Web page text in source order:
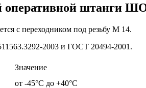
оперативной штанги
с переходником под резьбу М 14.
2003 и ГОСТ 20494-2001.
Значение
от -45°С до +40°С